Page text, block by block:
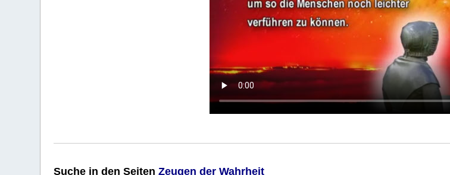
Suche in den SeitenZeugen der Wahrheit